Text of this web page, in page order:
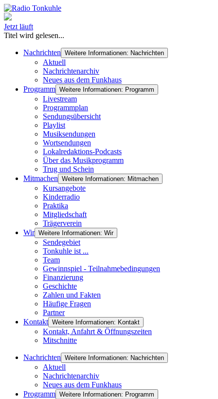
Jetzt läuft
Titel wird gelesen...
Nachrichten Weitere Informationen: Nachrichten
Aktuell
Nachrichtenarchiv
Neues aus dem Funkhaus
Programm Weitere Informationen: Programm
Livestream
Programmplan
Sendungsübersicht
Playlist
Musiksendungen
Wortsendungen
Lokalredaktions-Podcasts
Über das Musikprogramm
Trug und Schein
Mitmachen Weitere Informationen: Mitmachen
Kursangebote
Kinderradio
Praktika
Mitgliedschaft
Trägerverein
Wir Weitere Informationen: Wir
Sendegebiet
Tonkuhle ist ...
Team
Gewinnspiel - Teilnahmebedingungen
Finanzierung
Geschichte
Zahlen und Fakten
Häufige Fragen
Partner
Kontakt Weitere Informationen: Kontakt
Kontakt, Anfahrt & Öffnungszeiten
Mitschnitte
Nachrichten Weitere Informationen: Nachrichten
Aktuell
Nachrichtenarchiv
Neues aus dem Funkhaus
Programm Weitere Informationen: Programm